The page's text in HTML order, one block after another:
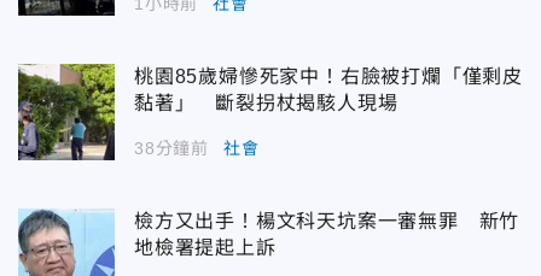
桃園85歲婦慘死家中！右臉被打爛「僅剩皮
黏著」 斷裂拐杖揭駭人現場
38分鐘前 社會
檢方又出手！楊文科天坑案一審無罪 新竹
地檢署提起上訴